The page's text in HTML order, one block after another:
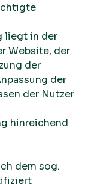
liegt in der
Website, der
der
der
der Nutzer
hinreichend
dem sog.